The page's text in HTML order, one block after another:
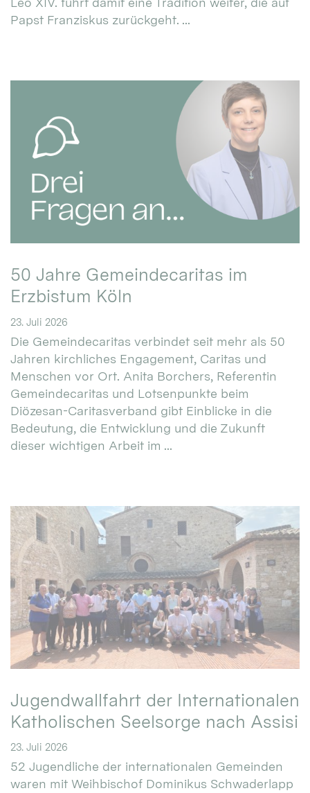
Papst Franziskus zurückgeht. ...
50 Jahre Gemeindecaritas im
Erzbistum Köln
23. Juli 2026
Die Gemeindecaritas verbindet seit mehr als 50
Jahren kirchliches Engagement, Caritas und
Menschen vor Ort. Anita Borchers, Referentin
Gemeindecaritas und Lotsenpunkte beim
Diözesan-Caritasverband gibt Einblicke in die
Bedeutung, die Entwicklung und die Zukunft
dieser wichtigen Arbeit im ...
Jugendwallfahrt der Internationalen
Katholischen Seelsorge nach Assisi
23. Juli 2026
52 Jugendliche der internationalen Gemeinden
waren mit Weihbischof Dominikus Schwaderlapp